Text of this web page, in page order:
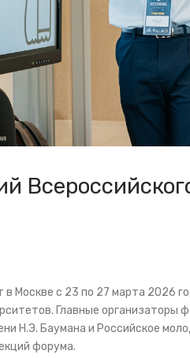
Москве с 23 по 27 марта 2026
Главные организаторы
Н.Э. Баумана и Российское
форума.